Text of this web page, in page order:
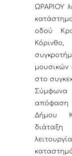
ΩΡΑΡΙΟΥ
οδού
μουσικών
στο
Σύμφωνα
απόφαση
Δήμου